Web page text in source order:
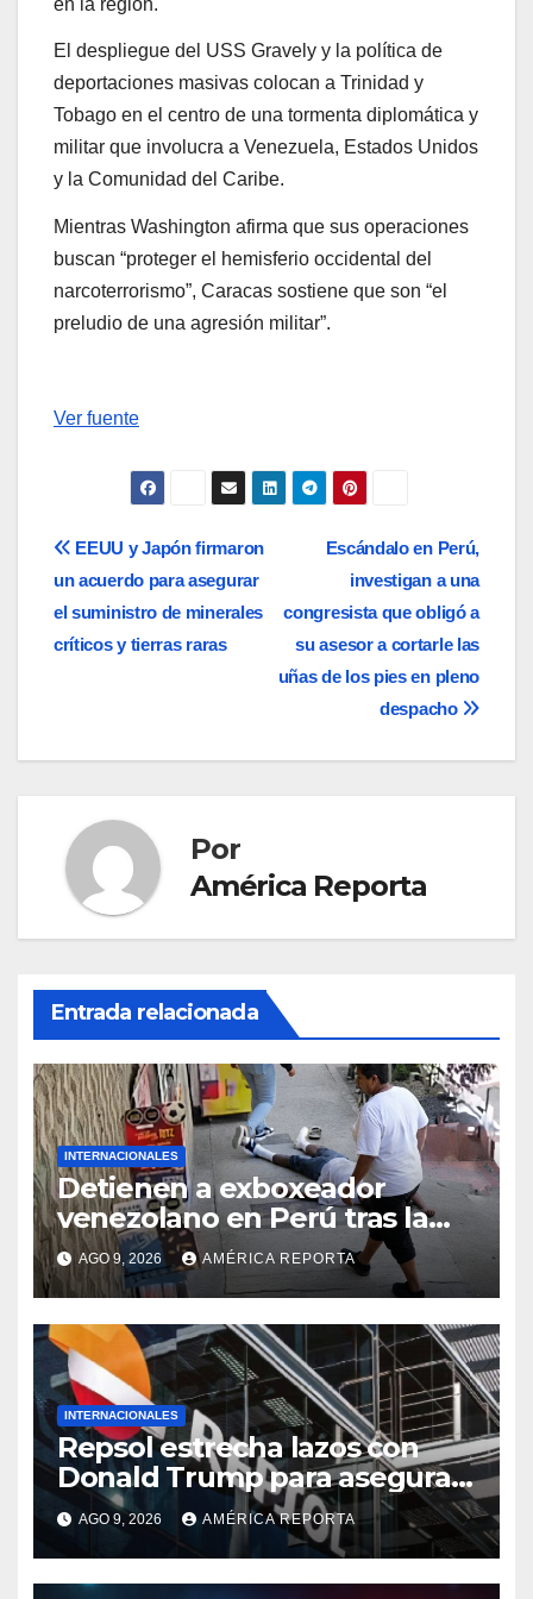
El despliegue del USS Gravely y la política de
deportaciones masivas colocan a Trinidad y
Tobago en el centro de una tormenta diplomática y
militar que involucra a Venezuela, Estados Unidos
y la Comunidad del Caribe.
Mientras Washington afirma que sus operaciones
buscan “proteger el hemisferio occidental del
narcoterrorismo”, Caracas sostiene que son “el
preludio de una agresión militar”.
Ver fuente
Navegación
de
entradas
Escándalo en Perú,
investigan a una
congresista que obligó a
su asesor a cortarle las
uñas de los pies en pleno
despacho
EEUU y Japón firmaron
un acuerdo para asegurar
el suministro de minerales
críticos y tierras raras
Por
América Reporta
Entrada relacionada
INTERNACIONALES
Detienen a exboxeador
venezolano en Perú tras la
muerte de mototaxista
durante una riña
AGO 9, 2026 AMÉRICA REPORTA
INTERNACIONALES
Repsol estrecha lazos con
Donald Trump para asegurar
negocios en Venezuela
AGO 9, 2026 AMÉRICA REPORTA